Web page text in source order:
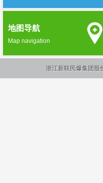
地图导航
Map navigation
浙江新联民爆集团股